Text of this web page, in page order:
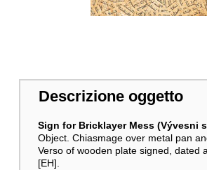
Descrizione oggetto
Sign for Bricklayer Mess (Vývesni
Object. Chiasmage over metal pan
Verso of wooden plate signed, dated
[EH].